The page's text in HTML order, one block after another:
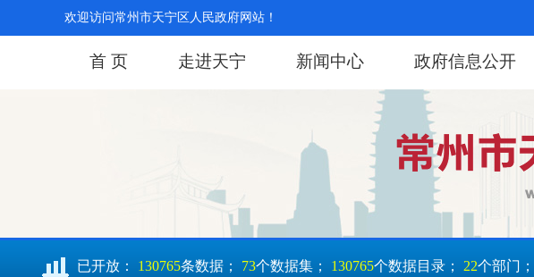
欢迎访问常州市天宁区人民政府网站！
首 页 走进天宁 新闻中心 政府信息公开
已开放： 130765条数据； 73个数据集； 130765个数据目录； 22个部门；